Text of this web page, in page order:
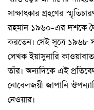
সাক্ষাৎকার গ্রহণের
রহমান ১৯৬০-এর দশকে
করতেন। সেই সূত্রে ১৯৬৮
লেখক ইয়াসুনারি
তাঁর। অন্যদিকে এই
নোবেলজয়ী জাপানি
নেওয়ার।